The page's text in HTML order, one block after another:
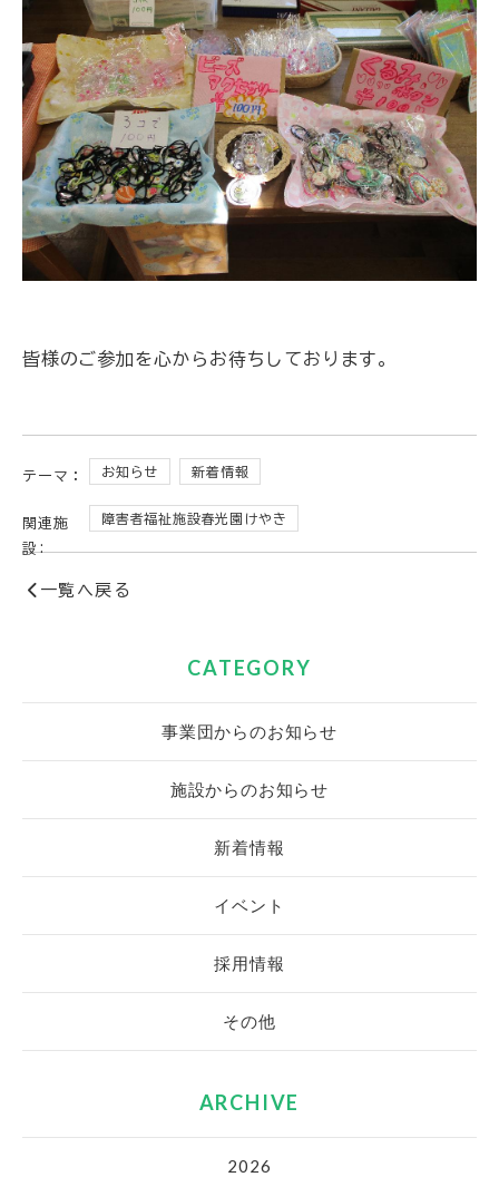
皆様のご参加を心からお待ちしております。
テーマ： お知らせ 新着情報
関連施
設:
障害者福祉施設春光園けやき
一覧へ戻る
CATEGORY
事業団からのお知らせ
施設からのお知らせ
新着情報
イベント
採用情報
その他
ARCHIVE
2026